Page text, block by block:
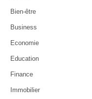
Bien-être
Business
Economie
Education
Finance
Immobilier